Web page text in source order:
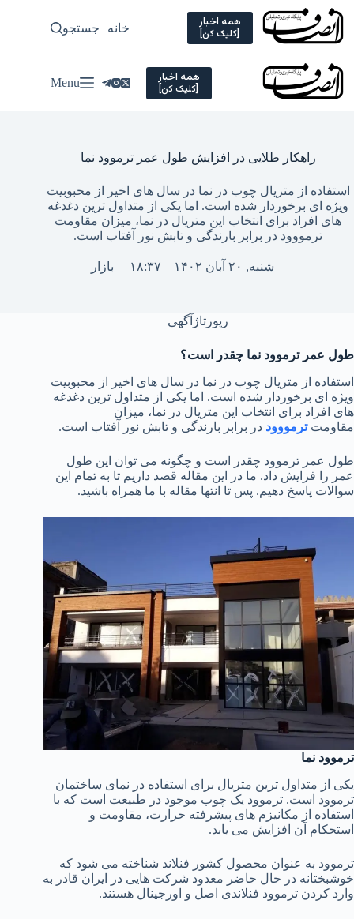
Skip
content
همه اخبار
[کلیک کن] خانه سیاسی
جستجو
همه اخبار
[کلیک کن] Menu
راهکار طلایی در افزایش طول عمر ترموود نما
استفاده از متریال چوب در نما در سال های اخیر از محبوبیت
ویژه ای برخوردار شده است. اما یکی از متداول ترین دغدغه
های افراد برای انتخاب این متریال در نما، میزان مقاومت
ترمووود در برابر بارندگی و تابش نور آفتاب است.
شنبه, ۲۰ آبان ۱۴۰۲ – ۱۸:۳۷ بازار
رپورتاژآگهی
طول عمر ترموود نما چقدر است؟
استفاده از متریال چوب در نما در سال های اخیر از محبوبیت
ویژه ای برخوردار شده است. اما یکی از متداول ترین دغدغه
های افراد برای انتخاب این متریال در نما، میزان
مقاومتترمووود در برابر بارندگی و تابش نور آفتاب است.
طول عمر ترموود چقدر است و چگونه می توان این طول
عمر را فزایش داد. ما در این مقاله قصد داریم تا به تمام این
سوالات پاسخ دهیم. پس تا انتها مقاله با ما همراه باشید.
ترموود نما
یکی از متداول ترین متریال برای استفاده در نمای ساختمان
ترموود است. ترموود یک چوب موجود در طبیعت است که با
استفاده از مکانیزم های پیشرفته حرارت، مقاومت و
استحکام آن افزایش می یابد.
ترموود به عنوان محصول کشور فنلاند شناخته می شود که
خوشبختانه در حال حاضر معدود شرکت هایی در ایران قادر به
وارد کردن ترموود فنلاندی اصل و اورجینال هستند.